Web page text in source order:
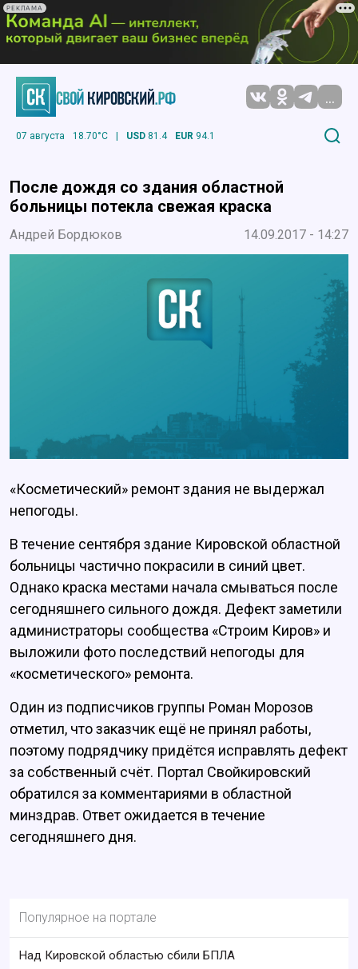
РЕКЛАМА
...
07 августа 18.70°C | USD 81.4 EUR 94.1
После дождя со здания областной
больницы потекла свежая краска
Андрей Бордюков 14.09.2017 - 14:27
«Косметический» ремонт здания не выдержал
непогоды.
В течение сентября здание Кировской областной
больницы частично покрасили в синий цвет.
Однако краска местами начала смываться после
сегодняшнего сильного дождя. Дефект заметили
администраторы сообщества «Строим Киров» и
выложили фото последствий непогоды для
«косметического» ремонта.
Один из подписчиков группы Роман Морозов
отметил, что заказчик ещё не принял работы,
поэтому подрядчику придётся исправлять дефект
за собственный счёт. Портал Свойкировский
обратился за комментариями в областной
минздрав. Ответ ожидается в течение
сегодняшнего дня.
Популярное на портале
Над Кировской областью сбили БПЛА